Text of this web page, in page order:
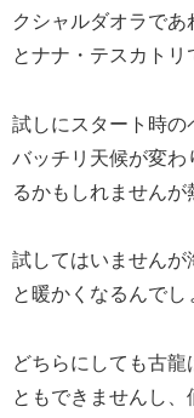
クシャルダオラで
とナナ・テスカトリ
試しにスタート時の
バッチリ天候が変わ
るかもしれませんが
試してはいませんが
と暖かくなるんでし
どちらにしても古龍
ともできませんし